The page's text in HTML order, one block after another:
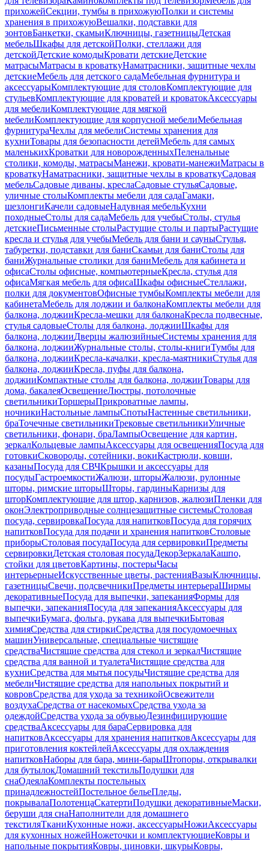
прихожейСекции, тумбы в прихожуюПолки и системы
хранения в прихожуюВешалки, подставки для
зонтовБанкетки, скамьиКлючницы, газетницыДетская
мебельШкафы для детскойПолки, стеллажи для
детскойДетские комодыКровати детскиеДетские
матрасыМатрасы в кроваткуНаматрасники, защитные чехлы
детскиеМебель для детского садаМебельная фурнитура и
аксессуарыКомплектующие для столовКомплектующие для
стульевКомплектующие для кроватей и кроватокАксессуары
для мебелиКомплектующие для мягкой
мебелиКомплектующие для корпусной мебелиМебельная
фурнитураЧехлы для мебелиСистемы хранения для
кухниТовары для безопасности детейМебель для самых
маленькихКроватки для новорожденныхПеленальные
столики, комоды, матрасыМанежи, кровати-манежиМатрасы в
кроваткуНаматрасники, защитные чехлы в кроваткуСадовая
мебельСадовые диваны, креслаСадовые стульяСадовые,
уличные столыКомплекты мебели для садаГамаки,
шезлонгиКачели садовыеНадувная мебельКухни
походныеСтолы для садаМебель для учебыСтолы, стулья
детскиеПисьменные столыРастущие столы и партыРастущие
кресла и стулья для учебыМебель для бани и сауныСтулья,
табуретки, подставки для баниСкамьи для баниСтолы для
баниЖурнальные столики для баниМебель для кабинета и
офисаСтолы офисные, компьютерныеКресла, стулья для
офисаМягкая мебель для офисаШкафы офисныеСтеллажи,
полки для документовОфисные тумбыКомплекты мебели для
кабинетаМебель для лоджии и балконаКомплекты мебели для
балкона, лоджииКресла-мешки для балконаКресла подвесные,
стулья садовыеСтолы для балкона, лоджииШкафы для
балкона, лоджииДверцы жалюзийныеСистемы хранения для
балкона, лоджииЖурнальные столы, столы-книгиТумбы для
балкона, лоджииКресла-качалки, кресла-маятникиСтулья для
балкона, лоджииКресла, пуфы для балкона,
лоджииКомпактные столы для балкона, лоджииТовары для
дома, бакалеяОсвещениеЛюстры, потолочные
светильникиТоршерыПрикроватные лампы,
ночникиНастольные лампыСпотыНастенные светильники,
браТочечные светильникиТрековые светильникиУличные
светильники, фонари, браЛампыОсвещение для картин,
зеркалКольцевые лампыАксессуары для освещенияПосуда для
готовкиСковороды, сотейники, вокиКастрюли, ковши,
казаныПосуда для СВЧКрышки и аксессуары для
посудыГастроемкостиЖалюзи, шторыЖалюзи, рулонные
шторы, римские шторыШторы, гардиныКарнизы для
шторКомплектующие для штор, карнизов, жалюзиПленки для
оконЭлектроприводные солнцезащитные системыСтоловая
посуда, сервировкаПосуда для напитковПосуда для горячих
напитковПосуда для подачи и хранения напитковСтоловые
приборыСтоловая посудаПосуда для сервировкиПредметы
сервировкиДетская столовая посудаДекорЗеркалаКашпо,
стойки для цветовКартины, постерыЧасы
интерьерныеИскусственные цветы, растенияВазыКлючницы,
газетницыСвечи, подсвечникиПредметы интерьераШирмы
декоративныеПосуда для выпечки, запеканияФормы для
выпечки, запеканияПосуда для запеканияАксессуары для
выпечкиБумага, фольга, рукава для выпечкиБытовая
химияСредства для стиркиСредства для посудомоечных
машинУниверсальные, специальные чистящие
средстваЧистящие средства для стекол и зеркалЧистящие
средства для ванной и туалетаЧистящие средства для
кухниСредства для мытья посудыЧистящие средства для
мебелиЧистящие средства для напольных покрытий и
ковровСредства для ухода за техникойОсвежители
воздухаСредства от насекомыхСредства ухода за
одеждойСредства ухода за обувьюДезинфицирующие
средстваАксессуары для бараСервировка для
напитковАксессуары для хранения напитковАксессуары для
приготовления коктейлейАксессуары для охлаждения
напитковНаборы для бара, мини-барыШтопоры, открывалки
для бутылокДомашний текстильПодушки для
снаОдеялаКомплекты постельных
принадлежностейПостельное бельеПледы,
покрывалаПолотенцаСкатертиПодушки декоративныеМаски,
беруши для снаНаполнители для домашнего
текстиляТканиКухонные ножи, аксессуарыНожиАксессуары
для кухонных ножейНожеточки и комплектующиеКовры и
напольные покрытияКовры, циновки, шкурыКовры,